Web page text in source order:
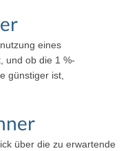
eines
und ob die 1 %-
günstiger ist,
über die zu erwartende